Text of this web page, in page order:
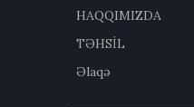
HAQQIMIZDA
TƏHSİL
Əlaqə